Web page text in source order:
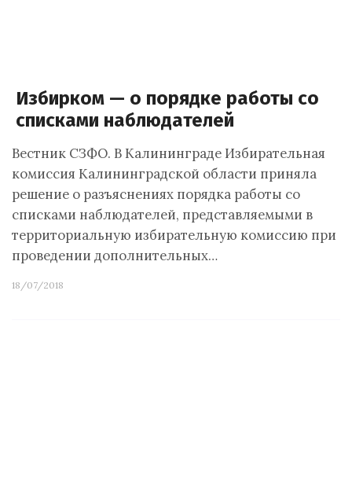
Избирком — о порядке работы со
списками наблюдателей
Вестник СЗФО. В Калининграде Избирательная
комиссия Калининградской области приняла
решение о разъяснениях порядка работы со
списками наблюдателей, представляемыми в
территориальную избирательную комиссию при
проведении дополнительных…
18/07/2018